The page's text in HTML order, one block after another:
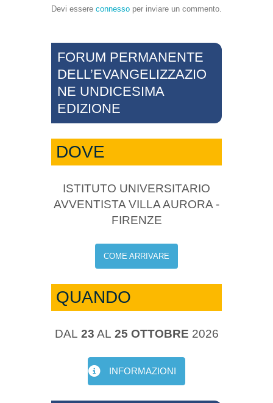
Devi essere connesso per inviare un commento.
FORUM PERMANENTE
DELL’EVANGELIZZAZIO
NE UNDICESIMA
EDIZIONE
DOVE
ISTITUTO UNIVERSITARIO
AVVENTISTA VILLA AURORA -
FIRENZE
COME ARRIVARE
QUANDO
DAL 23 AL 25 OTTOBRE 2026
INFORMAZIONI